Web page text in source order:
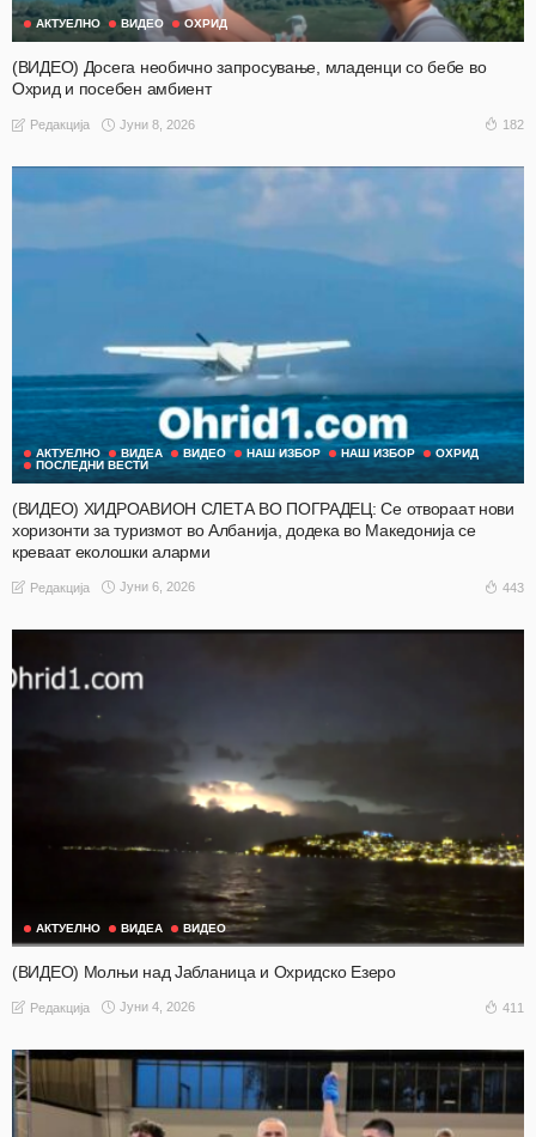
АКТУЕЛНО ВИДЕО ОХРИД
(ВИДЕО) Досега необично запрoсување, младенци со бебе во
Охрид и посебен амбиент
Редакција Јуни 8, 2026 182
АКТУЕЛНО ВИДЕА ВИДЕО НАШ ИЗБОР НАШ ИЗБОР
ОХРИД
ПОСЛЕДНИ ВЕСТИ
(ВИДЕО) ХИДРОАВИОН СЛЕТА ВО ПОГРАДЕЦ: Се отвораат нови
хоризонти за туризмот во Албанија, додека во Македонија се
креваат еколошки аларми
Редакција Јуни 6, 2026 443
АКТУЕЛНО ВИДЕА ВИДЕО
(ВИДЕО) Молњи над Јабланица и Охридско Езеро
Редакција Јуни 4, 2026 411